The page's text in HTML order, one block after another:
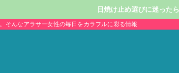
日焼け止め選びに迷ったら
んなアラサー女性の毎日をカラフルに彩る情報を発信。